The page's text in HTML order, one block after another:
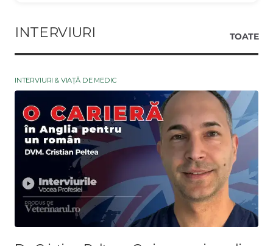
INTERVIURI TOATE
INTERVIURI & VIAȚĂ DE MEDIC